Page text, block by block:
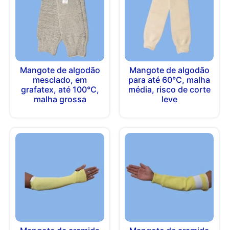
Mangote de algodão
mesclado, em
grafatex, até 100°C,
malha grossa
Mangote de algodão
para até 60°C, malha
média, risco de corte
leve